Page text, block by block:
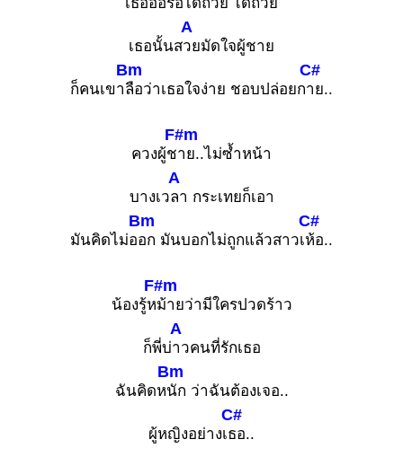
เธอนั้นส
A
วยมัดใจผู้ชาย
ก็คนเขา
Bm
ลือว่าเธอใจง่าย ชอบปล่อยก
C#
าย..
ควงผู้ช
F#m
าย..ไม่ซ้ำหน้า
บางเว
A
ลา กระเทยก็เอา
มันคิดไม่อ
Bm
อก มันบอกไม่ถูกแล้วสาวเ
C#
ห้อ..
น้องรู้ห
F#m
ม้ายว่ามีใครปวดร้าว
ก็พี่บ่
A
าวคนที่รักเธอ
ฉันคิดห
Bm
นัก ว่าฉันต้องเจอ..
ผู้หญิงอย่างเ
C#
ธอ..